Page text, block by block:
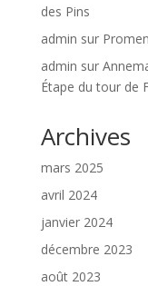
des Pins
admin sur
admin sur
Étape du tour de
Archives
mars 2025
avril 2024
janvier 2024
décembre 2023
août 2023